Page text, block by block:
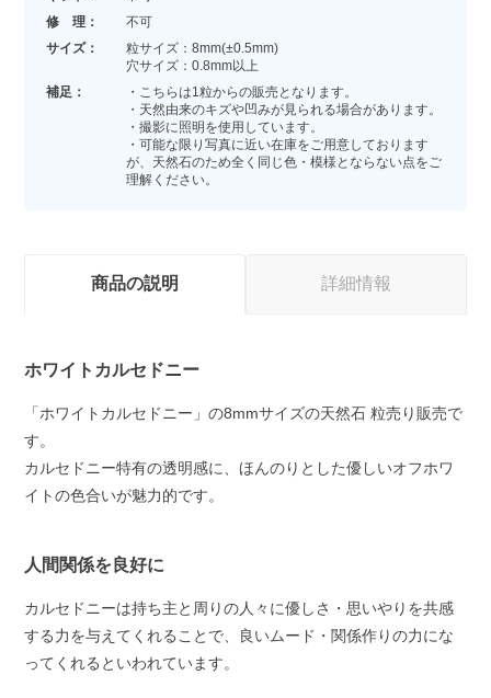
修 理：
不可
サイズ：
粒サイズ：8mm(±0.5mm)
穴サイズ：0.8mm以上
補足：
・こちらは1粒からの販売となります。
・天然由来のキズや凹みが見られる場合があります。
・撮影に照明を使用しています。
・可能な限り写真に近い在庫をご用意しております
が、天然石のため全く同じ色・模様とならない点をご
理解ください。
商品の説明 詳細情報
ホワイトカルセドニー
「ホワイトカルセドニー」の8mmサイズの天然石 粒売り販売で
す。
カルセドニー特有の透明感に、ほんのりとした優しいオフホワ
イトの色合いが魅力的です。
人間関係を良好に
カルセドニーは持ち主と周りの人々に優しさ・思いやりを共感
する力を与えてくれることで、良いムード・関係作りの力にな
ってくれるといわれています。